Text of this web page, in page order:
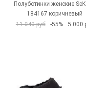
Полуботинки женские
184167 коричневый
11 040 руб
-55% 5 000